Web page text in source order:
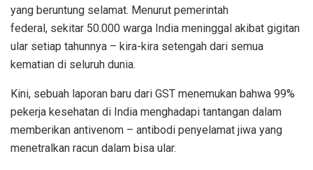
yang beruntung selamat. Menurut pemerintah
federal, sekitar 50.000 warga India meninggal akibat gigitan
ular setiap tahunnya – kira-kira setengah dari semua
kematian di seluruh dunia.
Kini, sebuah laporan baru dari GST menemukan bahwa 99%
pekerja kesehatan di India menghadapi tantangan dalam
memberikan antivenom – antibodi penyelamat jiwa yang
menetralkan racun dalam bisa ular.